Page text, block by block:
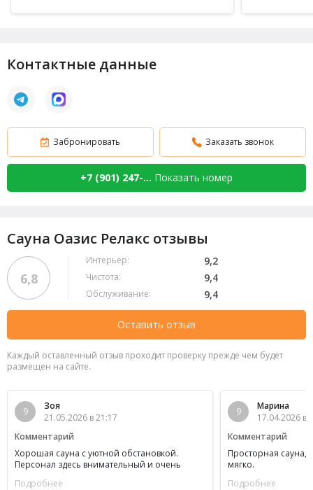
Полотенца (+150 руб./процедура),
Контактные данные
Забронировать Заказать звонок
+7 (901) 247-... Показать номер
Сауна Оазис Релакс отзывы
6,8
Интерьер: 9,2
Чистота: 9,4
Обслуживание: 9,4
Оставить отзыв
Каждый оставленный отзыв проходит проверку прежде чем будет
размещен на сайте.
9
Зоя
21.05.2026 в 21:17
Комментарий
Хорошая сауна с уютной обстановкой.
Персонал здесь внимательный и очень
Подробнее
9
Марина
17.04.2026 в
Комментарий
Просторная сауна,
мягко.
Подробнее